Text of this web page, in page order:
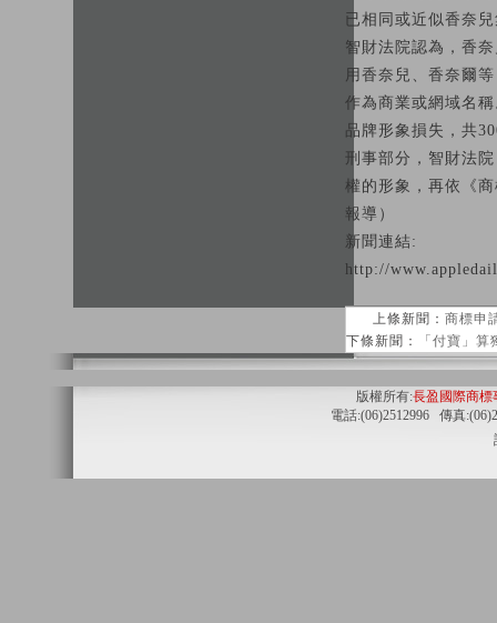
已相同或近似香奈
智財法院認為，香
用香奈兒、香奈爾
作為商業或網域名
品牌形象損失，共
刑事部分，智財法
權的形象，再依《
報導）
新聞連結:
http://
上條新聞： 商標申
下條新聞：
「付寶」
版權所有:長盈國際商標
電話:(06)2512996 傳真